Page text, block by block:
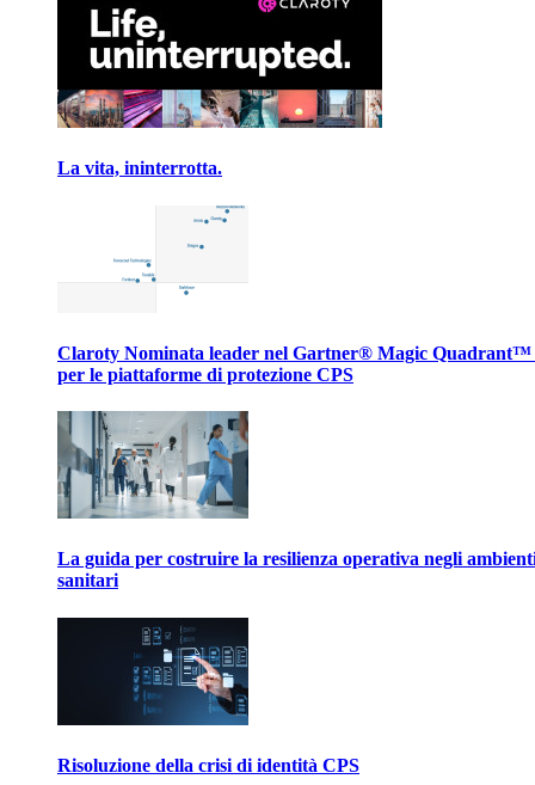
La vita, ininterrotta.
Claroty Nominata leader nel Gartner® Magic Quadrant™
per le piattaforme di protezione CPS
La guida per costruire la resilienza operativa negli
sanitari
Risoluzione della crisi di identità CPS